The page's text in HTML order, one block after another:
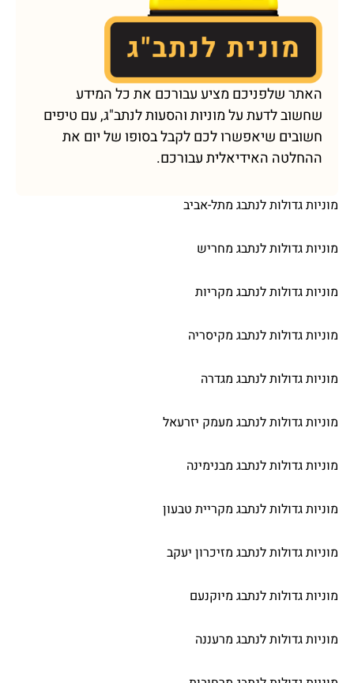
האתר שלפניכם מציע עבורכם את כל המידע
שחשוב לדעת על מוניות והסעות לנתב"ג, עם טיפים
חשובים שיאפשרו לכם לקבל בסופו של יום את
ההחלטה האידיאלית עבורכם.
מוניות גדולות לנתבג מתל-אביב
מוניות גדולות לנתבג מחריש
מוניות גדולות לנתבג מקריות
מוניות גדולות לנתבג מקיסריה
מוניות גדולות לנתבג מגדרה
מוניות גדולות לנתבג מעמק יזרעאל
מוניות גדולות לנתבג מבנימינה
מוניות גדולות לנתבג מקריית טבעון
מוניות גדולות לנתבג מזיכרון יעקב
מוניות גדולות לנתבג מיוקנעם
מוניות גדולות לנתבג מרעננה